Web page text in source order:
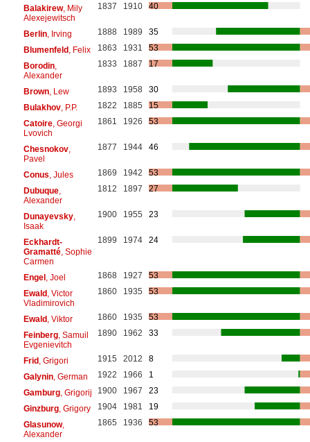
Balakirew, Mily
Alexejewitsch
1837 1910 40
Berlin, Irving 1888 1989
35
Blumenfeld, Felix 1863 1931
53
Borodin,
Alexander
1833 1887 17
Brown, Lew 1893 1958
30
Bulakhov, P.P. 1822 1885
15
Catoire, Georgi
Lvovich
1861 1926 53
Chesnokov,
Pavel
1877 1944 46
Conus , Jules 1869 1942
53
Dubuque,
Alexander
1812 1897 27
Dunayevsky,
Isaak
1900 1955 23
Eckhardt-
Gramatté, Sophie
Carmen
1899 1974 24
Engel, Joel 1868 1927
53
Ewald, Victor
Vladimirovich
1860 1935 53
Ewald, Viktor 1860 1935
53
Feinberg, Samuil
Evgenievitch
1890 1962 33
Frid, Grigori 1915 2012
8
Galynin, German 1922 1966
1
Gamburg, Grigorij 1900 1967
23
Ginzburg, Grigory 1904 1981
19
Glasunow,
Alexander
1865 1936 53